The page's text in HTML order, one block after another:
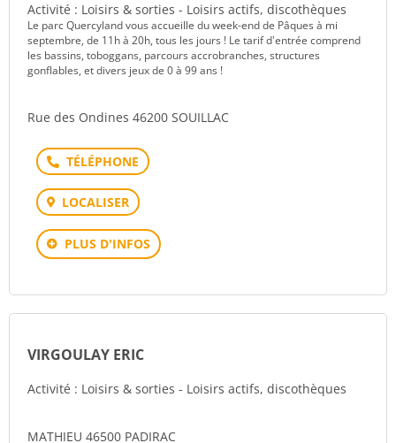
Activité : Loisirs & sorties - Loisirs actifs, discothèques
Le parc Quercyland vous accueille du week-end de Pâques à mi
septembre, de 11h à 20h, tous les jours ! Le tarif d'entrée comprend
les bassins, toboggans, parcours accrobranches, structures
gonflables, et divers jeux de 0 à 99 ans !
Rue des Ondines 46200 SOUILLAC
Téléphone
LOCALISER
PLUS D'INFOS
VIRGOULAY ERIC
Activité : Loisirs & sorties - Loisirs actifs, discothèques
MATHIEU 46500 PADIRAC